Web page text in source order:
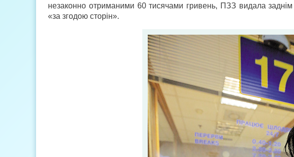
незаконно отриманими 60 тисячами гривень, ПЗЗ видала заднім
«за згодою сторін».